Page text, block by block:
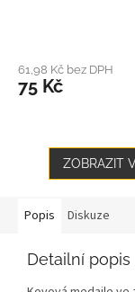
61,98 Kč bez DPH
75 Kč
ZOBRAZIT
Popis Diskuze
Detailní